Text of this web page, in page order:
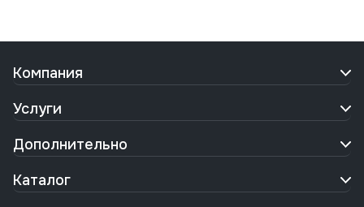
Компания
Услуги
Дополнительно
Каталог